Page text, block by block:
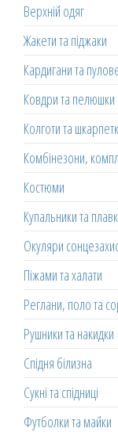
Верхній одяг
Жакети та піджаки
Кардигани та
Ковдри та пелюшки
Колготи та
Комбінезони,
Костюми
Купальники та
Окуляри
Піжами та халати
Реглани, поло та
Рушники та накидки
Спідня білизна
Сукні та спідниці
Футболки та майки